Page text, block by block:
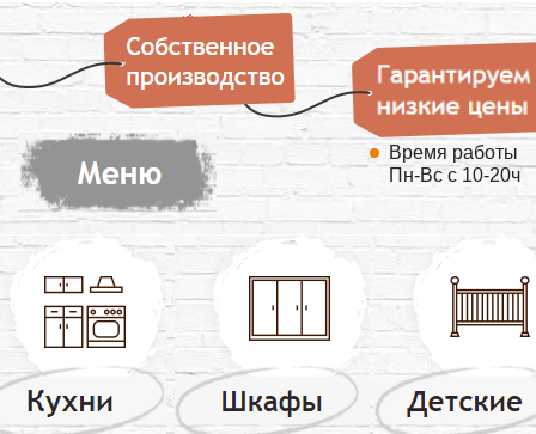
Время работы
Пн-Вс с 10-20ч